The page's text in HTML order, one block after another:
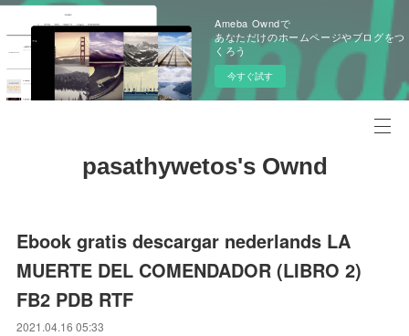
Ameba Owndで
あなただけのホームページやブログをつ
くろう
今すぐ試す
pasathywetos's Ownd
Ebook gratis descargar nederlands LA
MUERTE DEL COMENDADOR (LIBRO 2)
FB2 PDB RTF
2021.04.16 05:33